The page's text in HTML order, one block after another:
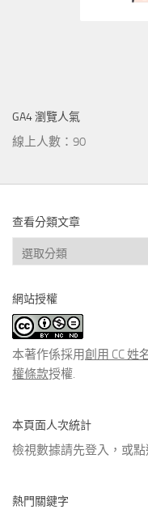
GA4 瀏覽人氣
線上人數：90
查看分類文章
查
看
類
文
章
網站授權
本著作係採用創用 CC 姓
權條款授權.
本頁面人次統計
檢視數據請先登入，或點
熱門關鍵字